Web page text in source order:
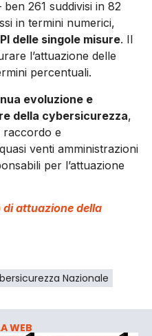
ben 261 suddivisi in 82
in termini numerici,
delle singole misure. Il
l’attuazione delle
percentuali.
evoluzione e
della cybersicurezza,
e
venti amministrazioni
per l’attuazione
di attuazione della
Nazionale
WEB